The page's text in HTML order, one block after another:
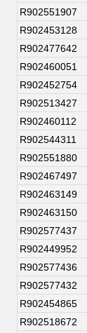
R902551907
R902453128
R902477642
R902460051
R902452754
R902513427
R902460112
R902544311
R902551880
R902467497
R902463149
R902463150
R902577437
R902449952
R902577436
R902577432
R902454865
R902518672